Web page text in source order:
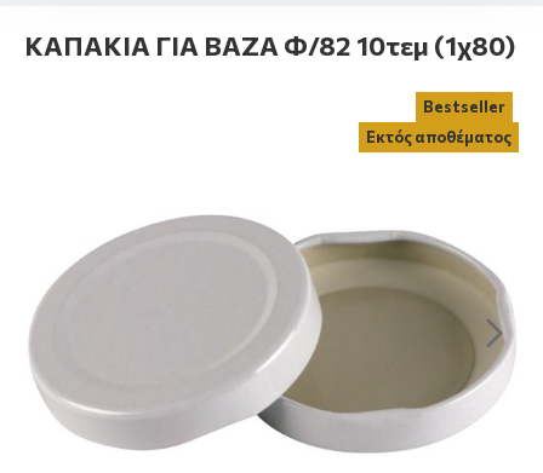
ΚΑΠΑΚΙΑ ΓΙΑ ΒΑΖΑ Φ/82 10τεμ (1χ80)
Bestseller
Εκτός αποθέματος